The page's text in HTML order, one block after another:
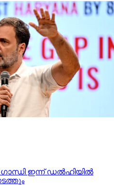
ഇന്ന് ഡല്‍ഹിയില്‍